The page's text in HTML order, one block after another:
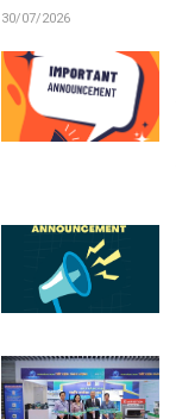
30/07/2026